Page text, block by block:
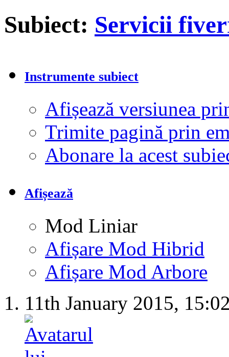
Subiect: Servicii
Instrumente subiect
Afișează versiunea
Trimite pagină prin
Abonare la acest
Afișează
Mod Liniar
Afișare Mod Hibrid
Afișare Mod Arbore
11th January 2015,